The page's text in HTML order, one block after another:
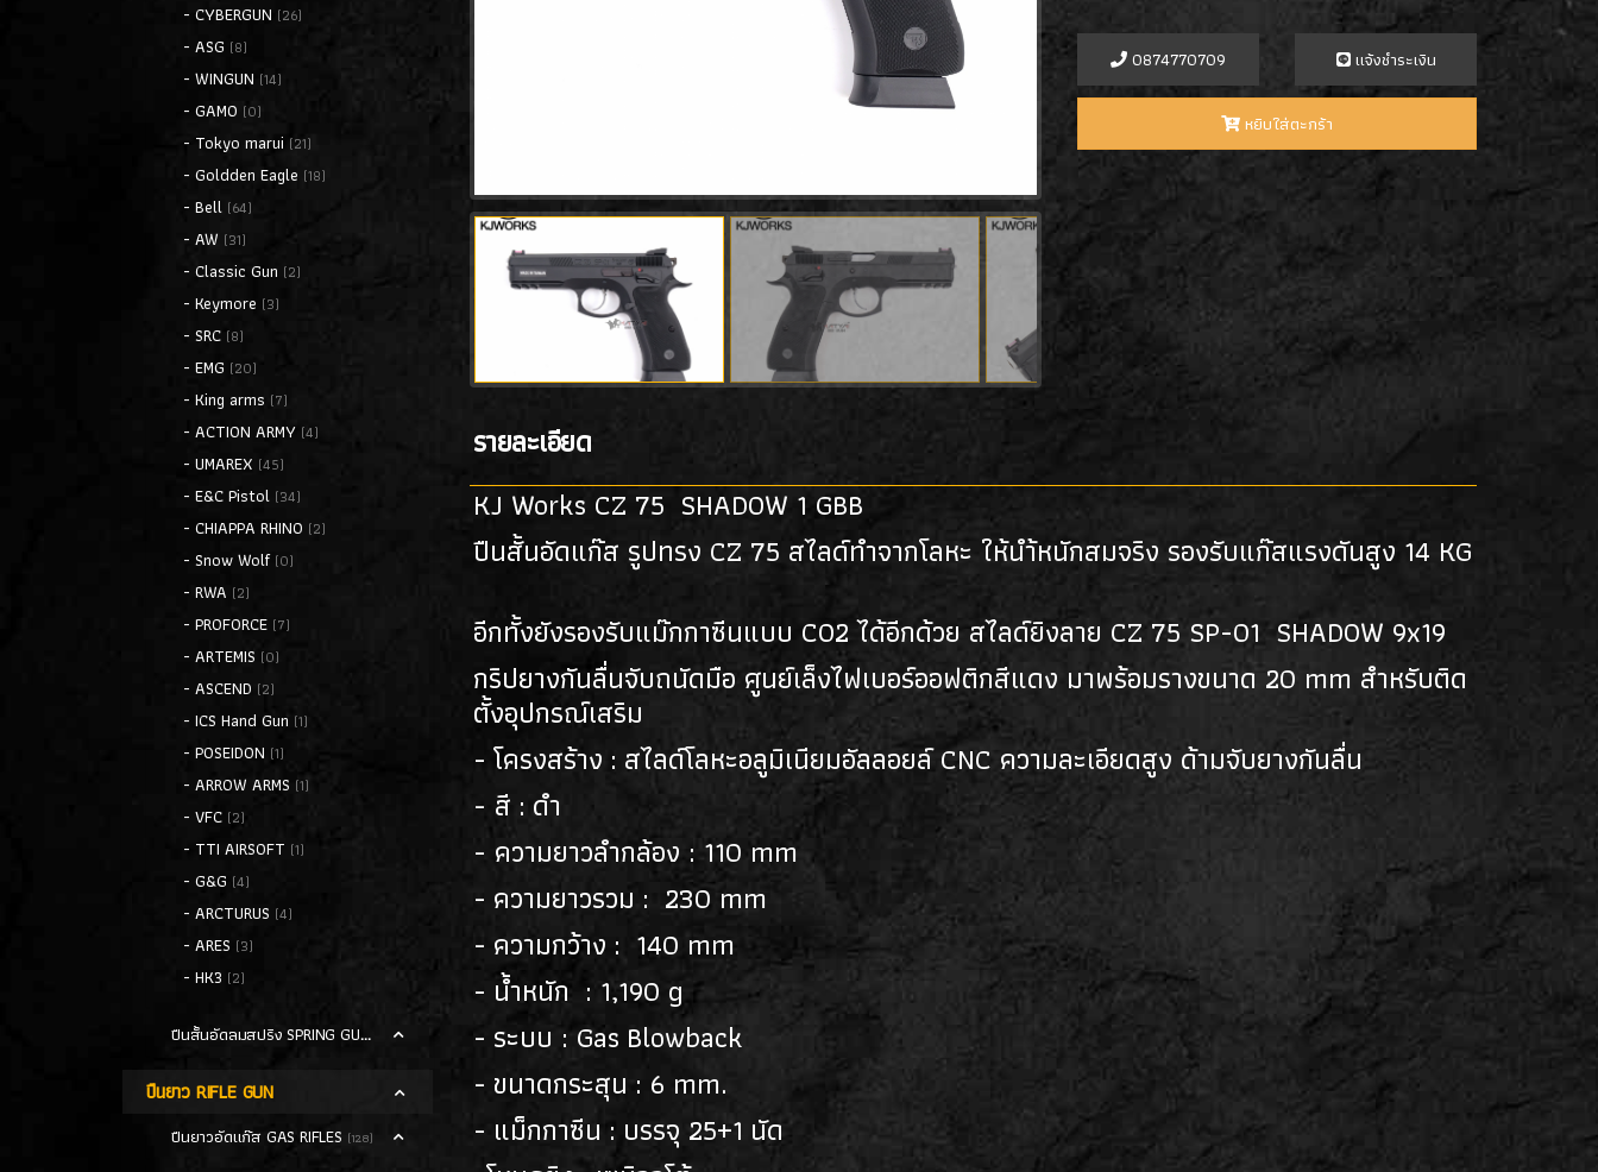
- CYBERGUN (26)
- ASG (8)
- WINGUN (14)
- GAMO (0)
- Tokyo marui (21)
- Goldden Eagle (18)
- Bell (64)
- AW (31)
- Classic Gun (2)
- Keymore (3)
- SRC (8)
- EMG (20)
- King arms (7)
- ACTION ARMY (4)
- UMAREX (45)
- E&C Pistol (34)
- CHIAPPA RHINO (2)
- Snow Wolf (0)
- RWA (2)
- PROFORCE (7)
- ARTEMIS (0)
- ASCEND (2)
- ICS Hand Gun (1)
- POSEIDON (1)
- ARROW ARMS (1)
- VFC (2)
- TTI AIRSOFT (1)
- G&G (4)
- ARCTURUS (4)
- ARES (3)
- HK3 (2)
ปืนสั้นอัดลมสปริง SPRING GUN (13)
ปืนยาว RIFLE GUN
ปืนยาวอัดแก๊ส GAS RIFLES (128)
0874770709 เเจ้งชำระเงิน
หยิบใส่ตะกร้า
รายละเอียด
KJ Works CZ 75 SHADOW 1 GBB
ปืนสั้นอัดแก๊ส รูปทรง CZ 75 สไลด์ทำจากโลหะ ให้นำ้หนักสมจริง รองรับแก๊สแรงดันสูง 14 KG
อีกทั้งยังรองรับแม๊กกาซีนแบบ CO2 ได้อีกด้วย สไลด์ยิงลาย CZ 75 SP-01 SHADOW 9x19
กริปยางกันลื่นจับถนัดมือ ศูนย์เล็งไฟเบอร์ออฟติกสีแดง มาพร้อมรางขนาด 20 mm สำหรับติด
ตั้งอุปกรณ์เสริม
- โครงสร้าง : สไลด์โลหะอลูมิเนียมอัลลอยล์ CNC ความละเอียดสูง ด้ามจับยางกันลื่น
- สี : ดำ
- ความยาวลำกล้อง : 110 mm
- ความยาวรวม : 230 mm
- ความกว้าง : 140 mm
- น้ำหนัก : 1,190 g
- ระบบ : Gas Blowback
- ขนาดกระสุน : 6 mm.
- แม็กกาซีน : บรรจุ 25+1 นัด